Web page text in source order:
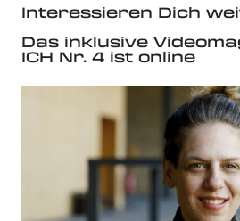
Interessieren Dich
Das inklusive
ICH Nr. 4 ist online